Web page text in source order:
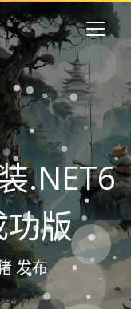
.NET6
版
发布